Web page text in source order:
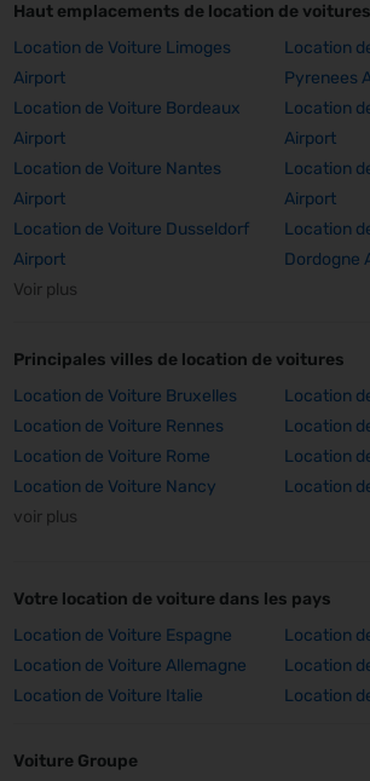
Haut emplacements de location de voitures
Location de Voiture Limoges
Airport
Location
Pyrenees
Location de Voiture Bordeaux
Airport
Location
Airport
Location de Voiture Nantes
Airport
Location
Airport
Location de Voiture Dusseldorf
Airport
Location
Dordogne
Voir plus
Principales villes de location de voitures
Location de Voiture Bruxelles
Location
Location de Voiture Rennes
Location
Location de Voiture Rome
Location
Location de Voiture Nancy
Location
voir plus
Votre location de voiture dans les pays
Location de Voiture Espagne
Location
Location de Voiture Allemagne
Location
Location de Voiture Italie
Location
Voiture Groupe